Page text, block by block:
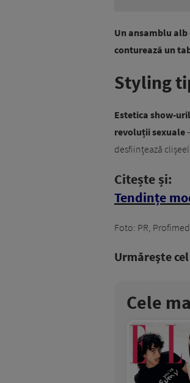
Un ansamblu alb
conturează un
Styling
Estetica show-
revoluții sexuale
desființează
Citește și:
Tendințe
Foto: PR,
Urmăreşte
Cele